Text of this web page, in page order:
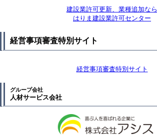
建設業許可更新、業種追加なら
はりま建設業許可センター
経営事項審査特別サイト
経営事項審査特別サイト
グループ会社
人材サービス会社